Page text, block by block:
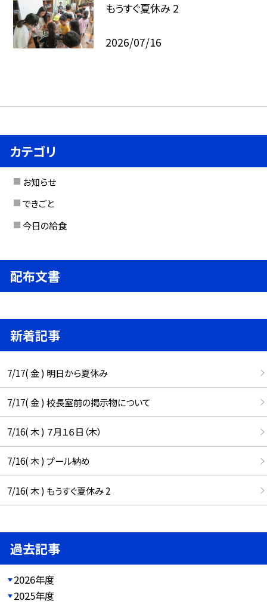
もうすぐ夏休み 2
2026/07/16
カテゴリ
お知らせ
できごと
今日の給食
配布文書
新着記事
7/17( 金 ) 明日から夏休み
7/17( 金 ) 校長室前の掲示物について
7/16( 木 ) ７月１６日（木）
7/16( 木 ) プール納め
7/16( 木 ) もうすぐ夏休み 2
過去記事
2026年度
2025年度